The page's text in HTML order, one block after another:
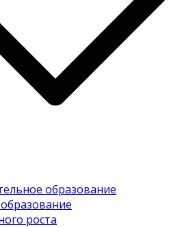
образование
роста